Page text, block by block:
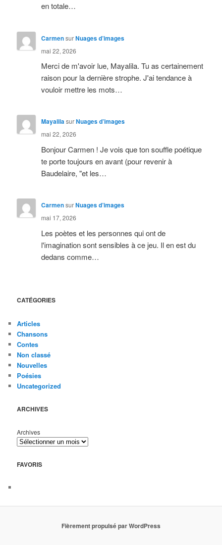
en totale…
CarmensurNuages d’images
mai 22, 2026
Merci de m'avoir lue, Mayalila. Tu as certainement
raison pour la dernière strophe. J'ai tendance à
vouloir mettre les mots…
MayalilasurNuages d’images
mai 22, 2026
Bonjour Carmen ! Je vois que ton souffle poétique
te porte toujours en avant (pour revenir à
Baudelaire, "et les…
CarmensurNuages d’images
mai 17, 2026
Les poètes et les personnes qui ont de
l'imagination sont sensibles à ce jeu. Il en est du
dedans comme…
CATÉGORIES
Articles
Chansons
Contes
Non classé
Nouvelles
Poésies
Uncategorized
ARCHIVES
Archives
FAVORIS
Fièrement propulsé par WordPress